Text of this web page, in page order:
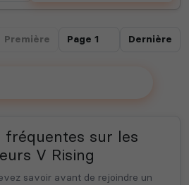
Première Dernière
fréquentes sur les
V Rising
savoir avant de rejoindre un